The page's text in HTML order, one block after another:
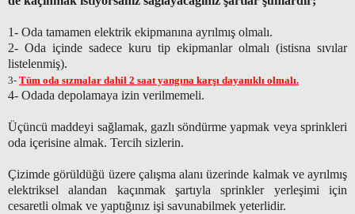
1- Oda tamamen elektrik ekipmanına ayrılmış olmalı.
2- Oda içinde sadece kuru tip ekipmanlar olmalı (istisna sıvılar
listelenmiş).
3- Tüm oda sızmalar dahil 2 saat yangına karşı dayanıklı olmalı.
4- Odada depolamaya izin verilmemeli.
Üçüncü maddeyi sağlamak, gazlı söndürme yapmak veya sprinkleri
oda içerisine almak. Tercih sizlerin.
Çizimde görüldüğü üzere çalışma alanı üzerinde kalmak ve ayrılmış
elektriksel alandan kaçınmak şartıyla sprinkler yerleşimi için
cesaretli olmak ve yaptığınız işi savunabilmek yeterlidir.